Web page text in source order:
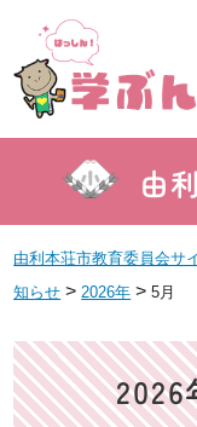
由
由利本荘市教育委員会サ
知らせ > 2026年 >5月
2026